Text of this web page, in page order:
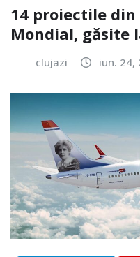
14 proiectile din
Mondial, găsite
clujazi iun. 24,